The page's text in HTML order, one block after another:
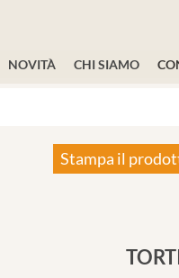
NOVITÀ CHI SIAMO
Stampa il